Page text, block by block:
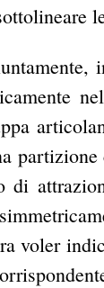
di
voler